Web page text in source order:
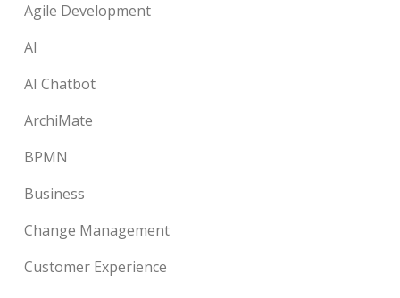
Agile Development
AI
AI Chatbot
ArchiMate
BPMN
Business
Change Management
Customer Experience